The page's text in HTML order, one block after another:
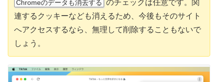
Chromeのデータも消去する
のチェックは任意です。関
連するクッキーなども消えるため、今後もそのサイト
へアクセスするなら、無理して削除することもないで
しょう。